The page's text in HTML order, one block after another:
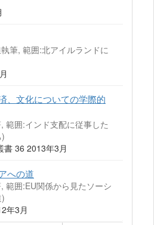
筆, 範囲:北アイルランドに
、文化についての学際的
範囲:インド支配に従事した
書 36 2013年3月
への道
範囲:EU関係から見たソーシ
年3月